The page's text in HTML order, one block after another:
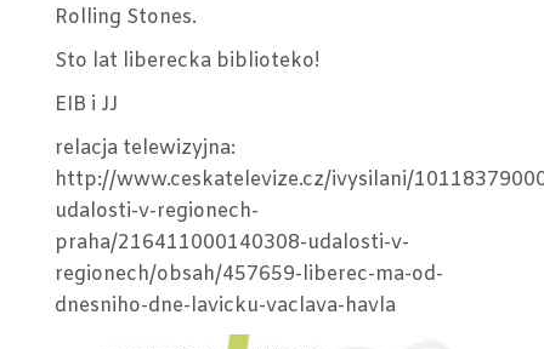
Rolling Stones.
Sto lat liberecka biblioteko!
EIB i JJ
relacja telewizyjna:
http://www.ceskatelevize.cz/ivysilani/
udalosti-v-regionech-
praha/216411000140308-udalosti-v-
regionech/obsah/457659-liberec-ma-od-
dnesniho-dne-lavicku-vaclava-havla